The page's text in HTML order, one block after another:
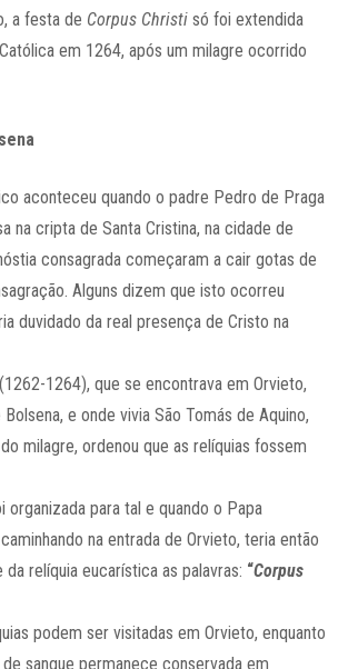
a festa de Corpus Christi só foi extendida
em 1264, após um milagre ocorrido
aconteceu quando o padre Pedro de Praga
na cripta de Santa Cristina, na cidade de
consagrada começaram a cair gotas de
Alguns dizem que isto ocorreu
duvidado da real presença de Cristo na
1264), que se encontrava em Orvieto,
e onde vivia São Tomás de Aquino,
milagre, ordenou que as relíquias fossem
organizada para tal e quando o Papa
na entrada de Orvieto, teria então
da relíquia eucarística as palavras: “Corpus
podem ser visitadas em Orvieto, enquanto
sangue permanece conservada em